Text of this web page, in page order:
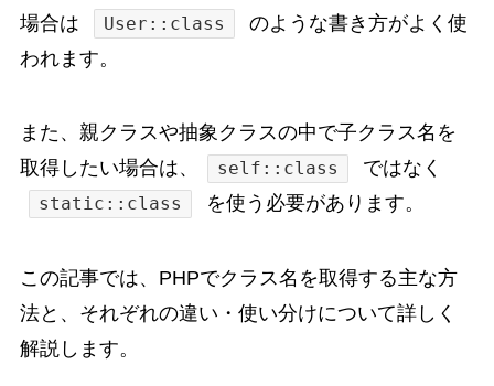
場合は
User::class
のような書き方がよく使
われます。
また、親クラスや抽象クラスの中で子クラス名を
取得したい場合は、
self::class ではなく
static::class を使う必要があります。
この記事では、PHPでクラス名を取得する主な方
法と、それぞれの違い・使い分けについて詳しく
解説します。